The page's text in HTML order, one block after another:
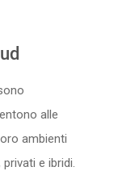
alle
ambienti
e ibridi.